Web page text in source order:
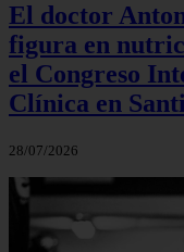
El doctor
figura en
el Congreso
Clínica en
28/07/2026